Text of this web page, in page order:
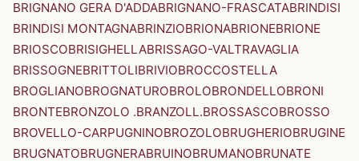
BRIGNANO GERA D'ADDABRIGNANO-FRASCATABRINDISI
BRINDISI MONTAGNABRINZIOBRIONABRIONEBRIONE
BRIOSCOBRISIGHELLABRISSAGO-VALTRAVAGLIA
BRISSOGNEBRITTOLIBRIVIOBROCCOSTELLA
BROGLIANOBROGNATUROBROLOBRONDELLOBRONI
BRONTEBRONZOLO .BRANZOLL.BROSSASCOBROSSO
BROVELLO-CARPUGNINOBROZOLOBRUGHERIOBRUGINE
BRUGNATOBRUGNERABRUINOBRUMANOBRUNATE